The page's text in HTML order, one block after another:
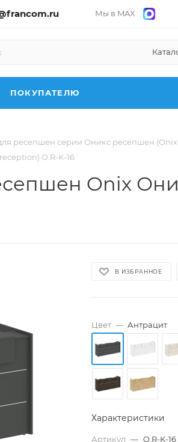
Мы в MAX
ПОКУПАТЕЛЮ
ресепшен серии Оникс ресепшен
O.R-K-16
Onix
В ИЗБРАННОЕ
Цвет — Антрацит
Характеристики
Артикул — O.R-K-16